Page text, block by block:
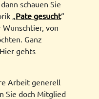
schauen Sie
„Pate gesucht“
von
Ganz
gehts
Arbeit generell
Sie doch Mitglied